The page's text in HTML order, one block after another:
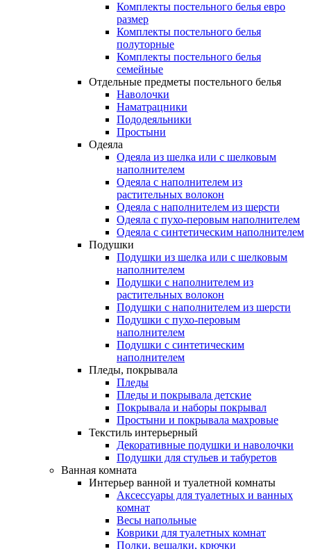
Комплекты постельного белья евро
размер
Комплекты постельного белья
полуторные
Комплекты постельного белья
семейные
Отдельные предметы постельного белья
Наволочки
Наматрацники
Пододеяльники
Простыни
Одеяла
Одеяла из шелка или с шелковым
наполнителем
Одеяла с наполнителем из
растительных волокон
Одеяла с наполнителем из шерсти
Одеяла с пухо-перовым наполнителем
Одеяла с синтетическим наполнителем
Подушки
Подушки из шелка или с шелковым
наполнителем
Подушки с наполнителем из
растительных волокон
Подушки с наполнителем из шерсти
Подушки с пухо-перовым
наполнителем
Подушки с синтетическим
наполнителем
Пледы, покрывала
Пледы
Пледы и покрывала детские
Покрывала и наборы покрывал
Простыни и покрывала махровые
Текстиль интерьерный
Декоративные подушки и наволочки
Подушки для стульев и табуретов
Ванная комната
Интерьер ванной и туалетной комнаты
Аксессуары для туалетных и ванных
комнат
Весы напольные
Коврики для туалетных комнат
Полки, вешалки, крючки